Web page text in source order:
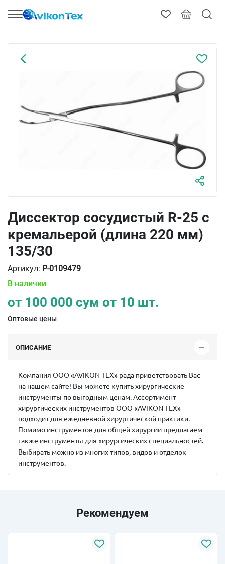
Диссектоp сосудистый R-25 с
кремальерой (длина 220 мм)
135/30
Артикул: P-0109479
В наличии
от 100 000 сум от 10 шт.
Оптовые цены
ОПИСАНИЕ
Компания ООО «AVIKON TEX» рада приветствовать Вас
на нашем сайте! Вы можете купить хирургические
инструменты по выгодным ценам. Ассортимент
хирургических инструментов ООО «AVIKON TEX»
подходит для ежедневной хирургической практики.
Помимо инструментов для общей хирургии предлагаем
также инструменты для хирургических специальностей.
Выбирать можно из многих типов, видов и отделок
инструментов.
Рекомендуем